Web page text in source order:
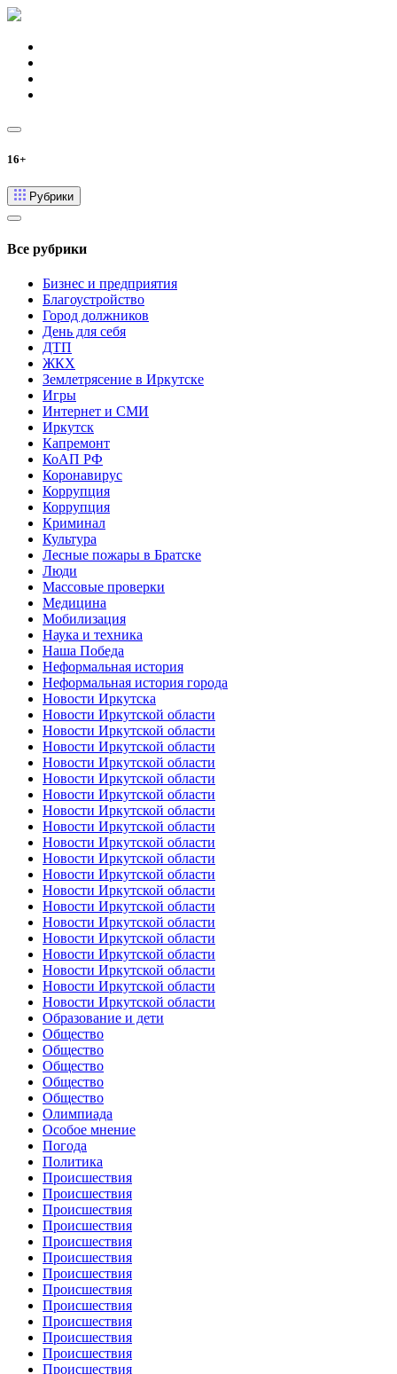
16+
Рубрики
Все рубрики
Бизнес и предприятия
Благоустройство
Город должников
День для себя
ДТП
ЖКХ
Землетрясение в Иркутске
Игры
Интернет и СМИ
Иркутск
Капремонт
КоАП РФ
Коронавирус
Коррупция
Коррупция
Криминал
Культура
Лесные пожары в Братске
Люди
Массовые проверки
Медицина
Мобилизация
Наука и техника
Наша Победа
Неформальная история
Неформальная история города
Новости Иркутска
Новости Иркутской области
Новости Иркутской области
Новости Иркутской области
Новости Иркутской области
Новости Иркутской области
Новости Иркутской области
Новости Иркутской области
Новости Иркутской области
Новости Иркутской области
Новости Иркутской области
Новости Иркутской области
Новости Иркутской области
Новости Иркутской области
Новости Иркутской области
Новости Иркутской области
Новости Иркутской области
Новости Иркутской области
Новости Иркутской области
Новости Иркутской области
Образование и дети
Общество
Общество
Общество
Общество
Общество
Олимпиада
Особое мнение
Погода
Политика
Происшествия
Происшествия
Происшествия
Происшествия
Происшествия
Происшествия
Происшествия
Происшествия
Происшествия
Происшествия
Происшествия
Происшествия
Происшествия